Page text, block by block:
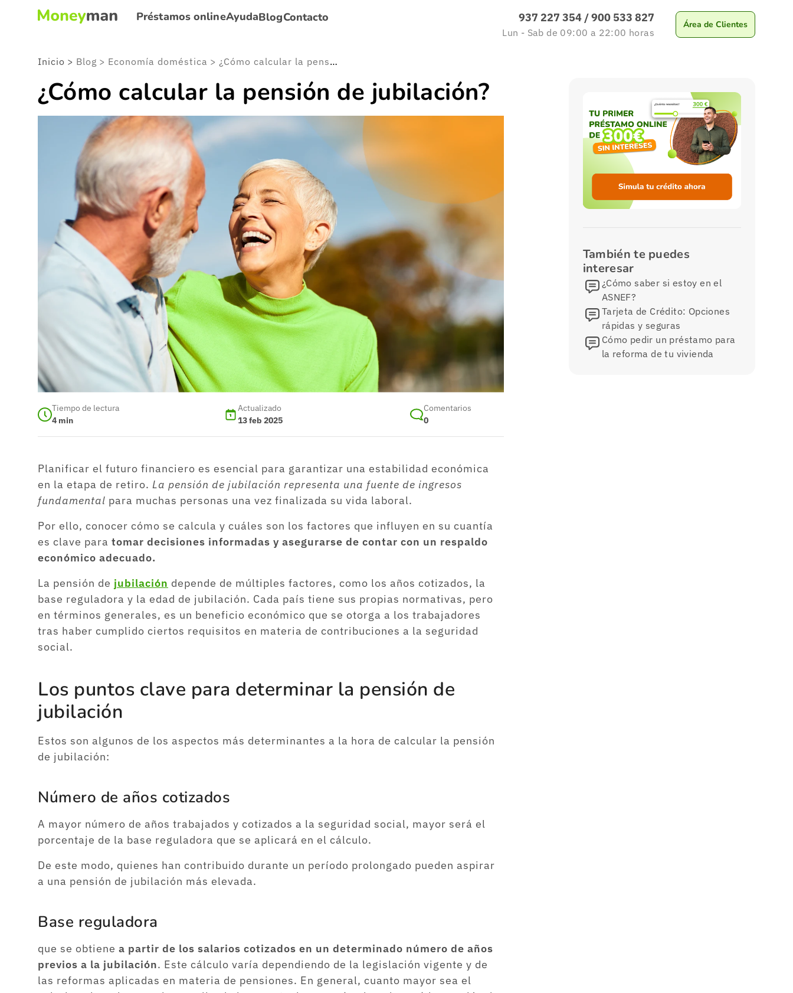
Préstamos onlineAyudaBlogContacto 937 227 354 /900 533 827
Lun - Sab de 09:00 a 22:00 horas
Área de Clientes
Inicio > Blog > Economía doméstica > ¿Cómo calcular la pensión de jubilación?
¿Cómo calcular la pensión de jubilación?
Tiempo de lectura
4 min
Actualizado
13 feb 2025
Comentarios
0
Planificar el futuro financiero es esencial para garantizar una estabilidad económica
en la etapa de retiro. La pensión de jubilación representa una fuente de ingresos
fundamental para muchas personas una vez finalizada su vida laboral.
Por ello, conocer cómo se calcula y cuáles son los factores que influyen en su cuantía
es clave para tomar decisiones informadas y asegurarse de contar con un respaldo
económico adecuado.
La pensión de jubilación depende de múltiples factores, como los años cotizados, la
base reguladora y la edad de jubilación. Cada país tiene sus propias normativas, pero
en términos generales, es un beneficio económico que se otorga a los trabajadores
tras haber cumplido ciertos requisitos en materia de contribuciones a la seguridad
social.
Los puntos clave para determinar la pensión de
jubilación
Estos son algunos de los aspectos más determinantes a la hora de calcular la pensión
de jubilación:
Número de años cotizados
A mayor número de años trabajados y cotizados a la seguridad social, mayor será el
porcentaje de la base reguladora que se aplicará en el cálculo.
De este modo, quienes han contribuido durante un período prolongado pueden aspirar
a una pensión de jubilación más elevada.
Base reguladora
que se obtiene a partir de los salarios cotizados en un determinado número de años
previos a la jubilación. Este cálculo varía dependiendo de la legislación vigente y de
las reformas aplicadas en materia de pensiones. En general, cuanto mayor sea el
También te puedes
interesar
¿Cómo saber si estoy en el
ASNEF?
Tarjeta de Crédito: Opciones
rápidas y seguras
Cómo pedir un préstamo para
la reforma de tu vivienda